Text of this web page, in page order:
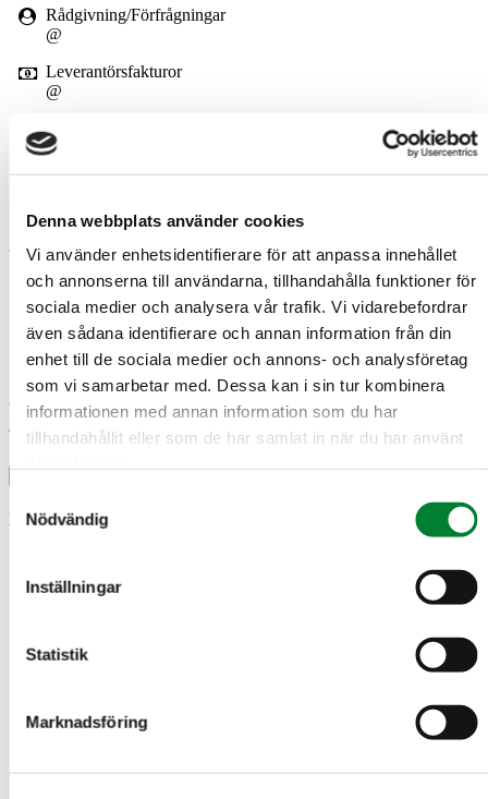
Denna webbplats använder cookies
Vi använder enhetsidentifierare för att anpassa innehållet
och annonserna till användarna, tillhandahålla funktioner för
sociala medier och analysera vår trafik. Vi vidarebefordrar
även sådana identifierare och annan information från din
enhet till de sociala medier och annons- och analysföretag
som vi samarbetar med. Dessa kan i sin tur kombinera
informationen med annan information som du har
tillhandahållit eller som de har samlat in när du har använt
Nödvändig
Inställningar
Statistik
Marknadsföring
Rådgivning/Förfrågningar
@
Leverantörsfakturor
@
Övriga ärenden
@
Instagram
© 2026 J E Eriksson Mark & Anläggningsteknik AB.
Integritetspolicy.Tillgänglighet
Maila
Telefon